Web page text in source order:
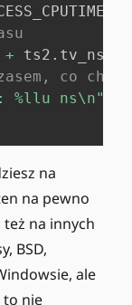
+ ts2 . tv_nsec
co
%llu ns\n"
na
na pewno
też na innych
BSD,
ale
to nie